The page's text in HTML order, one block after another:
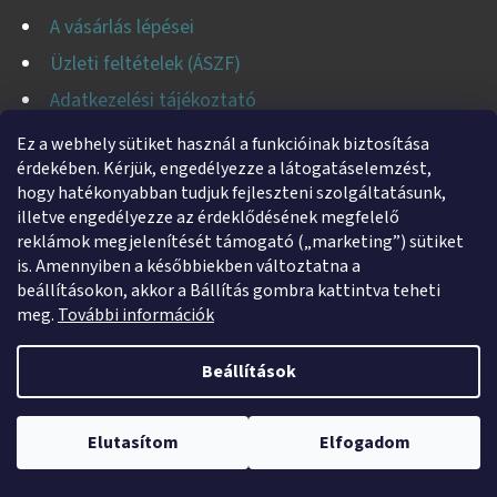
Ez a webhely sütiket használ a funkcióinak biztosítása
érdekében. Kérjük, engedélyezze a látogatáselemzést,
hogy hatékonyabban tudjuk fejleszteni szolgáltatásunk,
illetve engedélyezze az érdeklődésének megfelelő
reklámok megjelenítését támogató („marketing”) sütiket
is. Amennyiben a későbbiekben változtatna a
beállításokon, akkor a Bállítás gombra kattintva teheti
meg. További információk
Beállítások
Elutasítom Elfogadom
Webshopunk jelenleg zárva tart. Rendelés leadása lehetséges,
kizárólag utánvétes fizetéssel. A megrendeléseket 2026. január 5–9.
A vásárlás lépései
Üzleti feltételek (ÁSZF)
Adatkezelési tájékoztató
Jogi nyilatkozat
Fogyasztóvédelmi tájékoztató
Süti tájékoztató
Impresszum
Kapcsolatfelvétel
KAPCSOLAT